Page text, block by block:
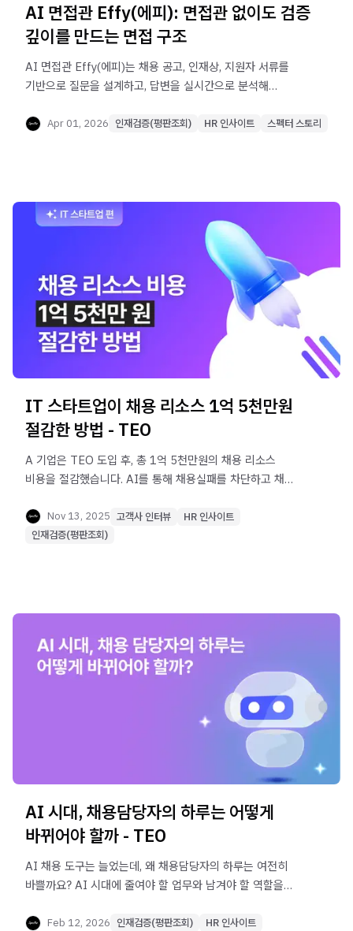
AI 면접관 Effy(에피): 면접관 없이도 검증
깊이를 만드는 면접 구조
AI 면접관 Effy(에피)는 채용 공고, 인재상, 지원자 서류를
기반으로 질문을 설계하고, 답변을 실시간으로 분석해
면접관 섭외와 일정 조율 없이 HR 리소스를 최대 86%
Apr 01, 2026 인재검증(평판조회) HR 인사이트 스펙터 스토리
IT 스타트업이 채용 리소스 1억 5천만원
절감한 방법 - TEO
A 기업은 TEO 도입 후, 총 1억 5천만원의 채용 리소스
비용을 절감했습니다. AI를 통해 채용실패를 차단하고 채용
Nov 13, 2025 고객사 인터뷰
HR 인사이트
인재검증(평판조회)
AI 시대, 채용담당자의 하루는 어떻게
바뀌어야 할까 - TEO
AI 채용 도구는 늘었는데, 왜 채용담당자의 하루는 여전히
바쁠까요? AI 시대에 줄여야 할 업무와 남겨야 할 역할을
Feb 12, 2026 인재검증(평판조회)
HR 인사이트